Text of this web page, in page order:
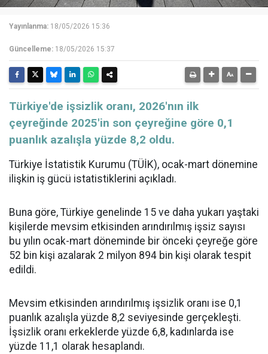
Yayınlanma: 18/05/2026 15:36
Güncelleme: 18/05/2026 15:37
Türkiye'de işsizlik oranı, 2026'nın ilk
çeyreğinde 2025'in son çeyreğine göre 0,1
puanlık azalışla yüzde 8,2 oldu.
Türkiye İstatistik Kurumu (TÜİK), ocak-mart dönemine
ilişkin iş gücü istatistiklerini açıkladı.
Buna göre, Türkiye genelinde 15 ve daha yukarı yaştaki
kişilerde mevsim etkisinden arındırılmış işsiz sayısı
bu yılın ocak-mart döneminde bir önceki çeyreğe göre
52 bin kişi azalarak 2 milyon 894 bin kişi olarak tespit
edildi.
Mevsim etkisinden arındırılmış işsizlik oranı ise 0,1
puanlık azalışla yüzde 8,2 seviyesinde gerçekleşti.
İşsizlik oranı erkeklerde yüzde 6,8, kadınlarda ise
yüzde 11,1 olarak hesaplandı.